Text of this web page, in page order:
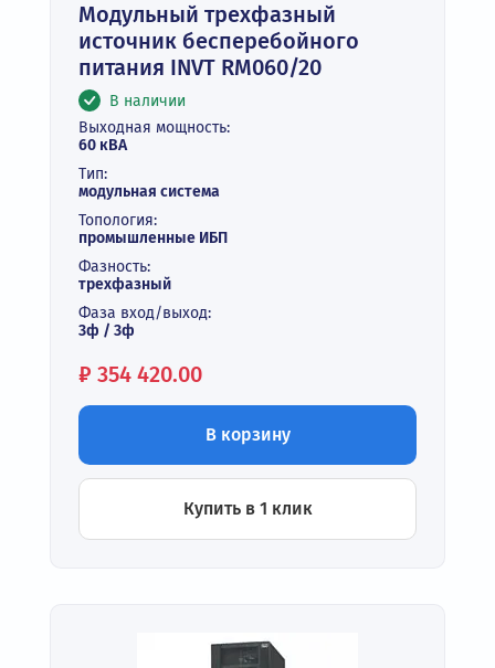
Модульный трехфазный
источник бесперебойного
питания INVT RM060/20
В наличии
Выходная мощность:
60 кВА
Тип:
модульная система
Топология:
промышленные ИБП
Фазность:
трехфазный
Фаза вход/выход:
3ф / 3ф
Цена:
₽ 354 420.00
В корзину
Купить в 1 клик